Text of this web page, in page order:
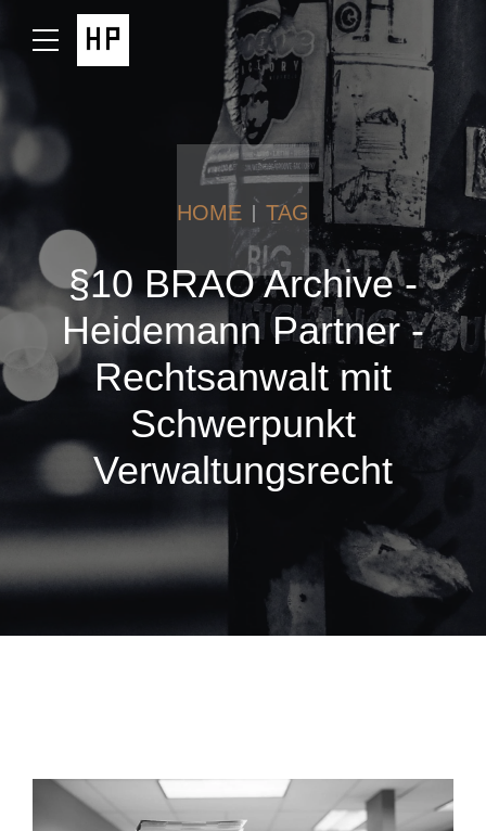
HOME TAG
§10 BRAO Archive -
Heidemann Partner -
Rechtsanwalt mit
Schwerpunkt
Verwaltungsrecht